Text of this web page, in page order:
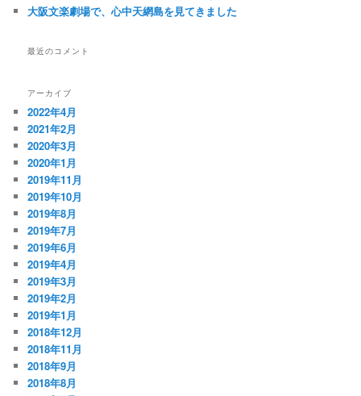
大阪文楽劇場で、心中天網島を見てきました
最近のコメント
アーカイブ
2022年4月
2021年2月
2020年3月
2020年1月
2019年11月
2019年10月
2019年8月
2019年7月
2019年6月
2019年4月
2019年3月
2019年2月
2019年1月
2018年12月
2018年11月
2018年9月
2018年8月